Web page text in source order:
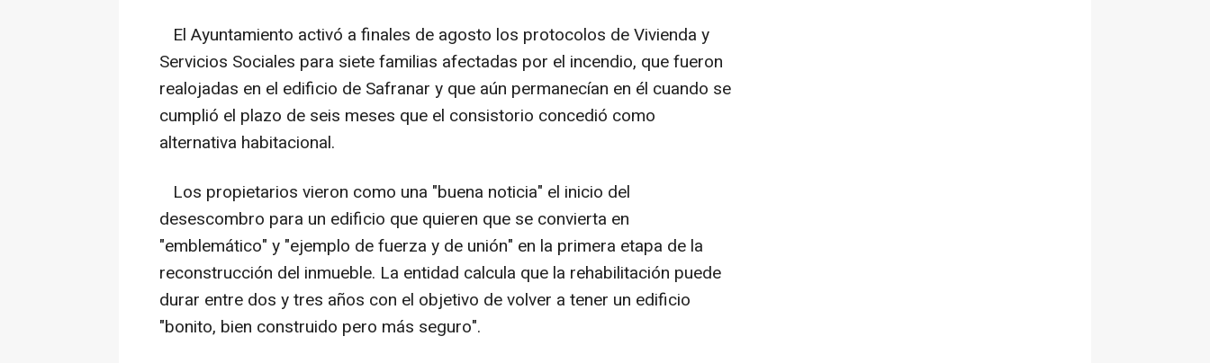
El Ayuntamiento activó a finales de agosto los protocolos de Vivienda y
Servicios Sociales para siete familias afectadas por el incendio, que fueron
realojadas en el edificio de Safranar y que aún permanecían en él cuando se
cumplió el plazo de seis meses que el consistorio concedió como
alternativa habitacional.
Los propietarios vieron como una "buena noticia" el inicio del
desescombro para un edificio que quieren que se convierta en
"emblemático" y "ejemplo de fuerza y de unión" en la primera etapa de la
reconstrucción del inmueble. La entidad calcula que la rehabilitación puede
durar entre dos y tres años con el objetivo de volver a tener un edificio
"bonito, bien construido pero más seguro".